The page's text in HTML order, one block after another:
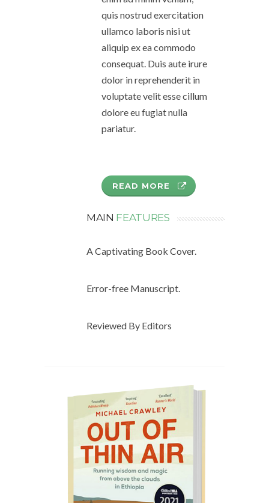
quis nostrud exercitation
ullamco laboris nisi ut
aliquip ex ea commodo
consequat. Duis aute irure
dolor in reprehenderit in
voluptate velit esse cillum
dolore eu fugiat nulla
pariatur.
READ MORE
MAIN FEATURES
A Captivating Book Cover.
Error-free Manuscript.
Reviewed By Editors